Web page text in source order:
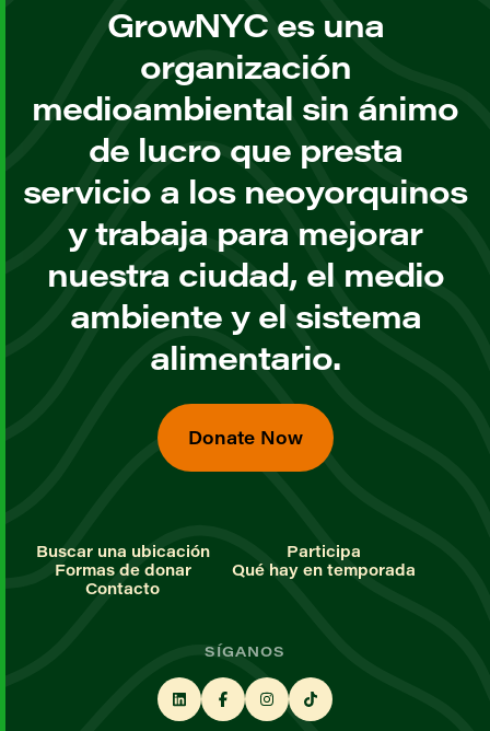
GrowNYC es una
organización
medioambiental sin ánimo
de lucro que presta
servicio a los neoyorquinos
y trabaja para mejorar
nuestra ciudad, el medio
ambiente y el sistema
alimentario.
Donate Now
Buscar una ubicación
Participa
Formas de donar
Qué hay en temporada
Contacto
SÍGANOS